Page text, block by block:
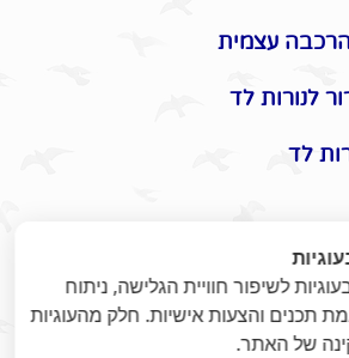
עצמית
לנורות לד
לד
לתאורת לד
/ שעון שבת
לשיפור חוויית הגלישה, ניתוח
תכנים והצעות אישיות. חלק מהעוגיות
של האתר.